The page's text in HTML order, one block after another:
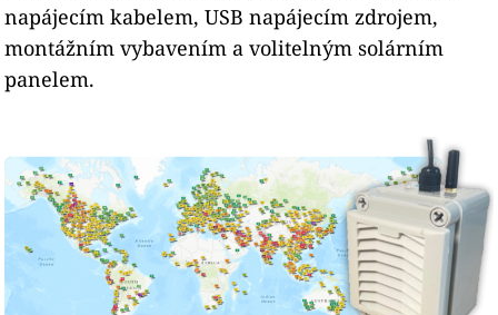
napájecím kabelem, USB napájecím zdrojem,
montážním vybavením a volitelným solárním
panelem.